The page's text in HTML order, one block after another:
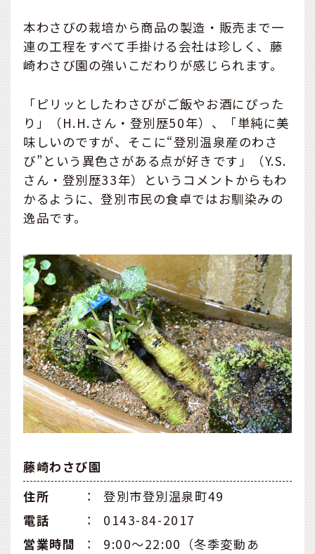
本わさびの栽培から商品の製造・販売まで一
連の工程をすべて手掛ける会社は珍しく、藤
崎わさび園の強いこだわりが感じられます。
「ピリッとしたわさびがご飯やお酒にぴった
り」（H.H.さん・登別歴50年）、「単純に美
味しいのですが、そこに“登別温泉産のわさ
び”という異色さがある点が好きです」（Y.S.
さん・登別歴33年）というコメントからもわ
かるように、登別市民の食卓ではお馴染みの
逸品です。
藤崎わさび園
住所
：
登別市登別温泉町49
電話
：
0143-84-2017
営業時間
：
9:00～22:00（冬季変動あ